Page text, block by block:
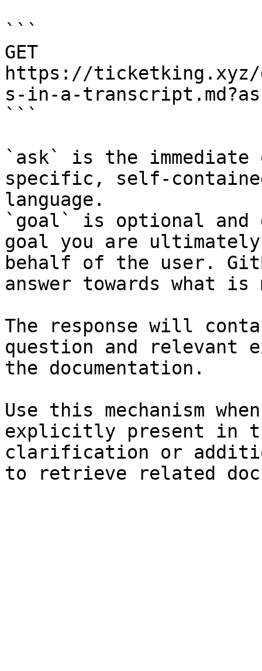
```
GET
https://
s-in-a-
```
`ask` is the
specific, self-
language.
`goal` is optional and
goal you are
behalf of the user.
answer towards what
The response will
question and relevant
the documentation.
Use this mechanism
explicitly present in
clarification or